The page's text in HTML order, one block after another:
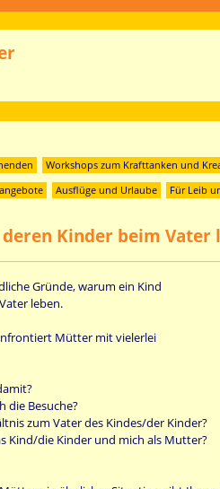
Workshops zum Krafttanken und
Ausflüge und Urlaube Für Leib
Kinder beim Vater
Gründe, warum ein Kind
leben.
Mütter mit vielerlei
die Besuche?
zum Vater des Kindes/der Kinder?
Kind/die Kinder und mich als Mutter?